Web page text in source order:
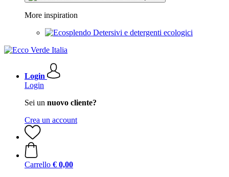
More inspiration
Detersivi e detergenti ecologici
Login
Login
Sei un nuovo cliente?
Crea un account
Carrello € 0,00